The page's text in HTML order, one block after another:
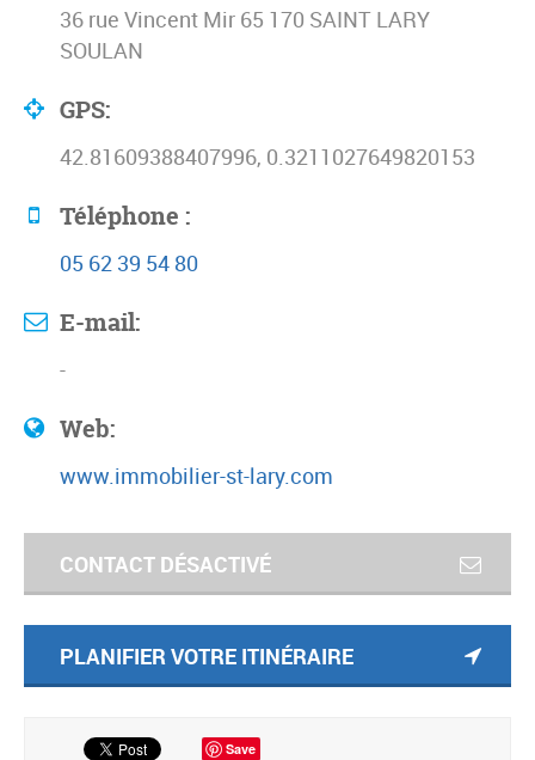
36 rue Vincent Mir 65 170 SAINT LARY
SOULAN
GPS:
42.81609388407996, 0.3211027649820153
Téléphone :
05 62 39 54 80
E-mail:
-
Web:
www.immobilier-st-lary.com
CONTACT DÉSACTIVÉ
PLANIFIER VOTRE ITINÉRAIRE
Save